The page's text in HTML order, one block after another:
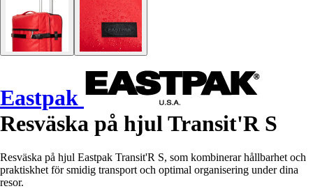
Eastpak
Resväska på hjul Transit'R S
Resväska på hjul Eastpak Transit'R S, som kombinerar hållbarhet och
praktiskhet för smidig transport och optimal organisering under dina
resor.